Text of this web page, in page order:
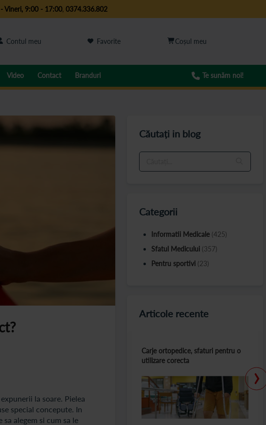
Vineri, 9:00 - 17:00, 0374.336.802
Contul meu Favorite
Video Contact Branduri Te sunăm noi!
la soare. Pielea
special concepute. In
alegem si cum sa le
Căutați in blog
Categorii
Informatii Medicale (425)
Sfatul Medicului (357)
Pentru sportivi (23)
Articole recente
Carje ortopedice, sfaturi pentru o
utilizare corecta
›